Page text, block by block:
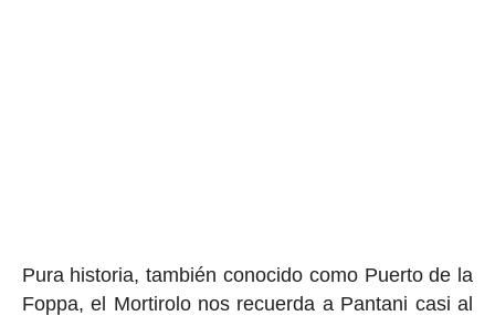
Pura historia, también conocido como Puerto de la
Foppa, el Mortirolo nos recuerda a Pantani casi al